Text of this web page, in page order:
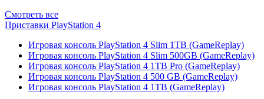
Смотреть все
Приставки PlayStation 4
Игровая консоль PlayStation 4 Slim 1TB (GameReplay)
Игровая консоль PlayStation 4 Slim 500GB (GameReplay)
Игровая консоль PlayStation 4 1TB Pro (GameReplay)
Игровая консоль PlayStation 4 500 GB (GameReplay)
Игровая консоль PlayStation 4 1TB (GameReplay)